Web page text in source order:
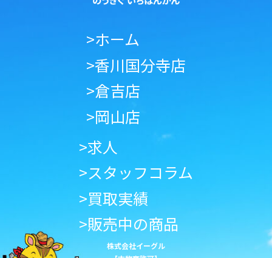
>ホーム
>香川国分寺店
>倉吉店
>岡山店
>求人
>スタッフコラム
>買取実績
>販売中の商品
株式会社イーグル